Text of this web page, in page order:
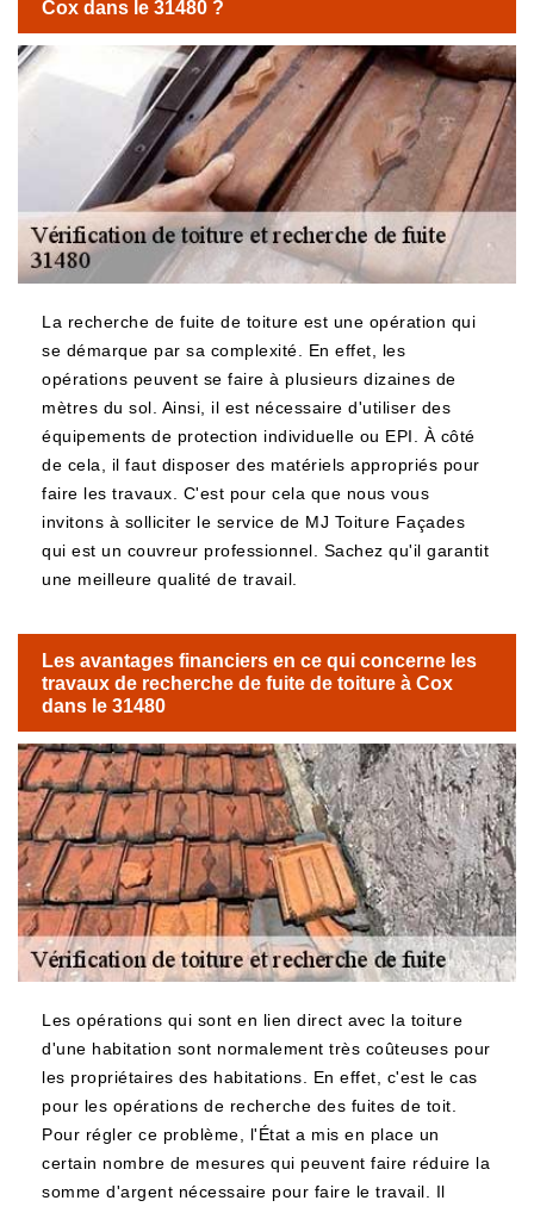
Cox dans le 31480 ?
La recherche de fuite de toiture est une opération qui
se démarque par sa complexité. En effet, les
opérations peuvent se faire à plusieurs dizaines de
mètres du sol. Ainsi, il est nécessaire d'utiliser des
équipements de protection individuelle ou EPI. À côté
de cela, il faut disposer des matériels appropriés pour
faire les travaux. C'est pour cela que nous vous
invitons à solliciter le service de MJ Toiture Façades
qui est un couvreur professionnel. Sachez qu'il garantit
une meilleure qualité de travail.
Les avantages financiers en ce qui concerne les
travaux de recherche de fuite de toiture à Cox
dans le 31480
Les opérations qui sont en lien direct avec la toiture
d'une habitation sont normalement très coûteuses pour
les propriétaires des habitations. En effet, c'est le cas
pour les opérations de recherche des fuites de toit.
Pour régler ce problème, l'État a mis en place un
certain nombre de mesures qui peuvent faire réduire la
somme d'argent nécessaire pour faire le travail. Il